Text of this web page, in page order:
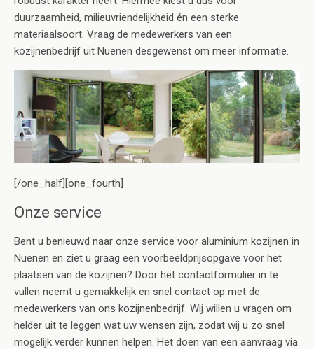
duurzaamheid, milieuvriendelijkheid én een sterke
materiaalsoort. Vraag de medewerkers van een
kozijnenbedrijf uit Nuenen desgewenst om meer informatie.
[/one_half][one_fourth]
Onze service
Bent u benieuwd naar onze service voor aluminium kozijnen in
Nuenen en ziet u graag een voorbeeldprijsopgave voor het
plaatsen van de kozijnen? Door het contactformulier in te
vullen neemt u gemakkelijk en snel contact op met de
medewerkers van ons kozijnenbedrijf. Wij willen u vragen om
helder uit te leggen wat uw wensen zijn, zodat wij u zo snel
mogelijk verder kunnen helpen. Het doen van een aanvraag via